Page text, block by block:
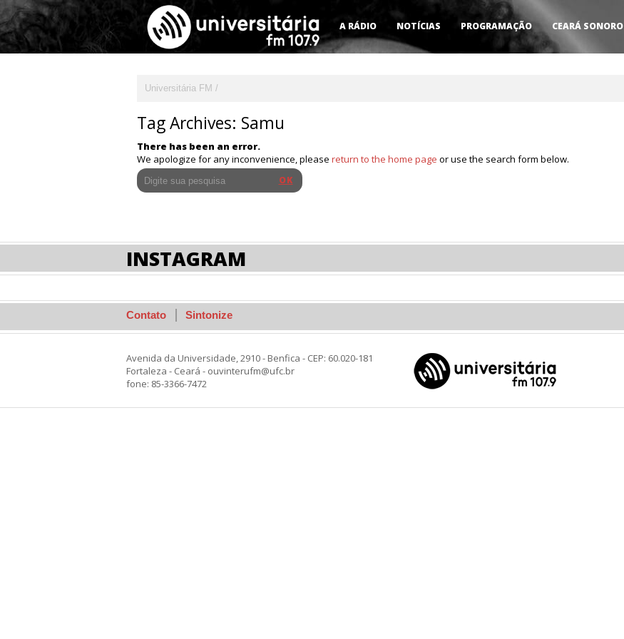
A RÁDIO NOTÍCIAS PROGRAMAÇÃO CEARÁ SONORO
Universitária FM
Tag Archives: Samu
There has been an error.
We apologize for any inconvenience, please return to the home page or use the search form below.
INSTAGRAM
Contato Sintonize
Avenida da Universidade, 2910 - Benfica - CEP: 60.020-181
Fortaleza - Ceará - ouvinterufm@ufc.br
fone: 85-3366-7472